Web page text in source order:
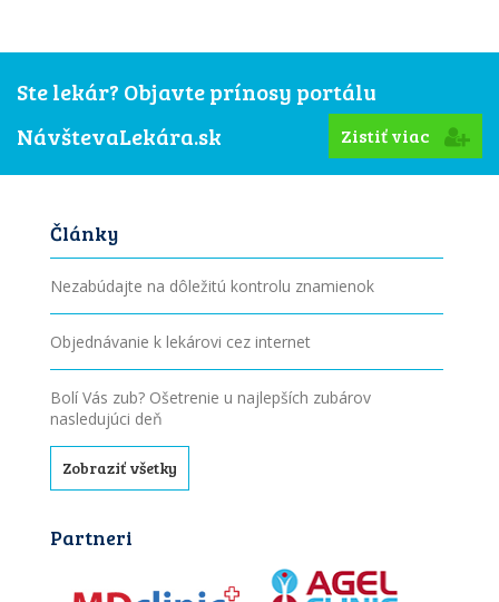
Ste lekár? Objavte prínosy portálu
NávštevaLekára.sk
Zistiť viac
Články
Nezabúdajte na dôležitú kontrolu znamienok
Objednávanie k lekárovi cez internet
Bolí Vás zub? Ošetrenie u najlepších zubárov
nasledujúci deň
Zobraziť všetky
Partneri